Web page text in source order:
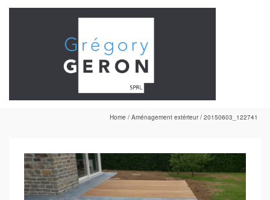
Home / Aménagement extérieur / 20150603_122741